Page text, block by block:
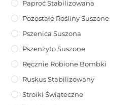
Paproć Stabilizowana
Pozostałe Rośliny Suszone
Pszenica Suszona
Pszenżyto Suszone
Ręcznie Robione Bombki
Ruskus Stabilizowany
Stroiki Świąteczne